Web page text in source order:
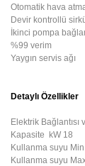
Otomatik hava
Devir kontrollü
İkinci pompa
%99 verim
Yaygın servis ağı
Detaylı Özellikler
Elektrik Bağlantısı
Kapasite
kW 18
Kullanma suyu
Kullanma suyu